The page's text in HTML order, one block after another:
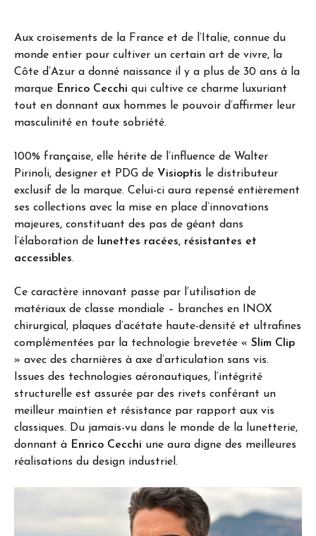
Aux croisements de la France et de l’Italie, connue du
monde entier pour cultiver un certain art de vivre, la
Côte d’Azur a donné naissance il y a plus de 30 ans à la
marque Enrico Cecchi qui cultive ce charme luxuriant
tout en donnant aux hommes le pouvoir d’affirmer leur
masculinité en toute sobriété.
100% française, elle hérite de l’influence de Walter
Pirinoli, designer et PDG de Visioptis le distributeur
exclusif de la marque. Celui-ci aura repensé entièrement
ses collections avec la mise en place d’innovations
majeures, constituant des pas de géant dans
l’élaboration de
lunettes racées, résistantes et
accessibles.
Ce caractère innovant passe par l’utilisation de
matériaux de classe mondiale – branches en INOX
chirurgical, plaques d’acétate haute-densité et ultrafines
complémentées par la technologie brevetée « Slim Clip
» avec des charnières à axe d’articulation sans vis.
Issues des technologies aéronautiques, l’intégrité
structurelle est assurée par des rivets conférant un
meilleur maintien et résistance par rapport aux vis
classiques. Du jamais-vu dans le monde de la lunetterie,
donnant à Enrico Cecchi une aura digne des meilleures
réalisations du design industriel.